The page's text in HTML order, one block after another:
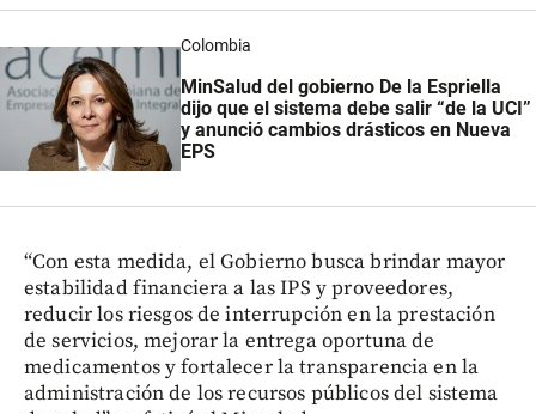
Colombia
MinSalud del gobierno De la Espriella
dijo que el sistema debe salir “de la UCI”
y anunció cambios drásticos en Nueva
EPS
“Con esta medida, el Gobierno busca brindar mayor
estabilidad financiera a las IPS y proveedores,
reducir los riesgos de interrupción en la prestación
de servicios, mejorar la entrega oportuna de
medicamentos y fortalecer la transparencia en la
administración de los recursos públicos del sistema